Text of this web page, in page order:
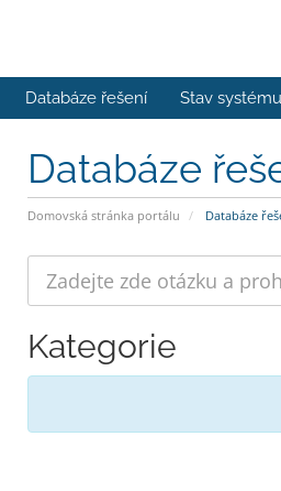
Databáze řešení Stav systému
Databáze
Domovská stránka portálu Databáze
Kategorie